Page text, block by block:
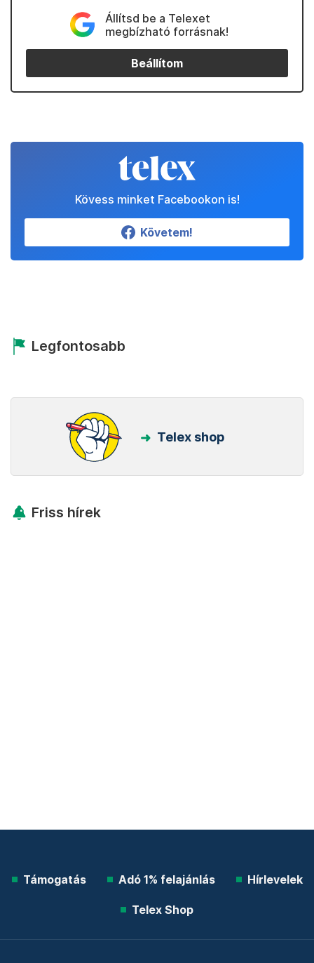
Állítsd be a Telexet
megbízható forrásnak!
Beállítom
Kövess minket Facebookon is!
Követem!
Legfontosabb
Telex shop
Friss hírek
Támogatás Adó 1% felajánlás Hírlevelek
Telex Shop